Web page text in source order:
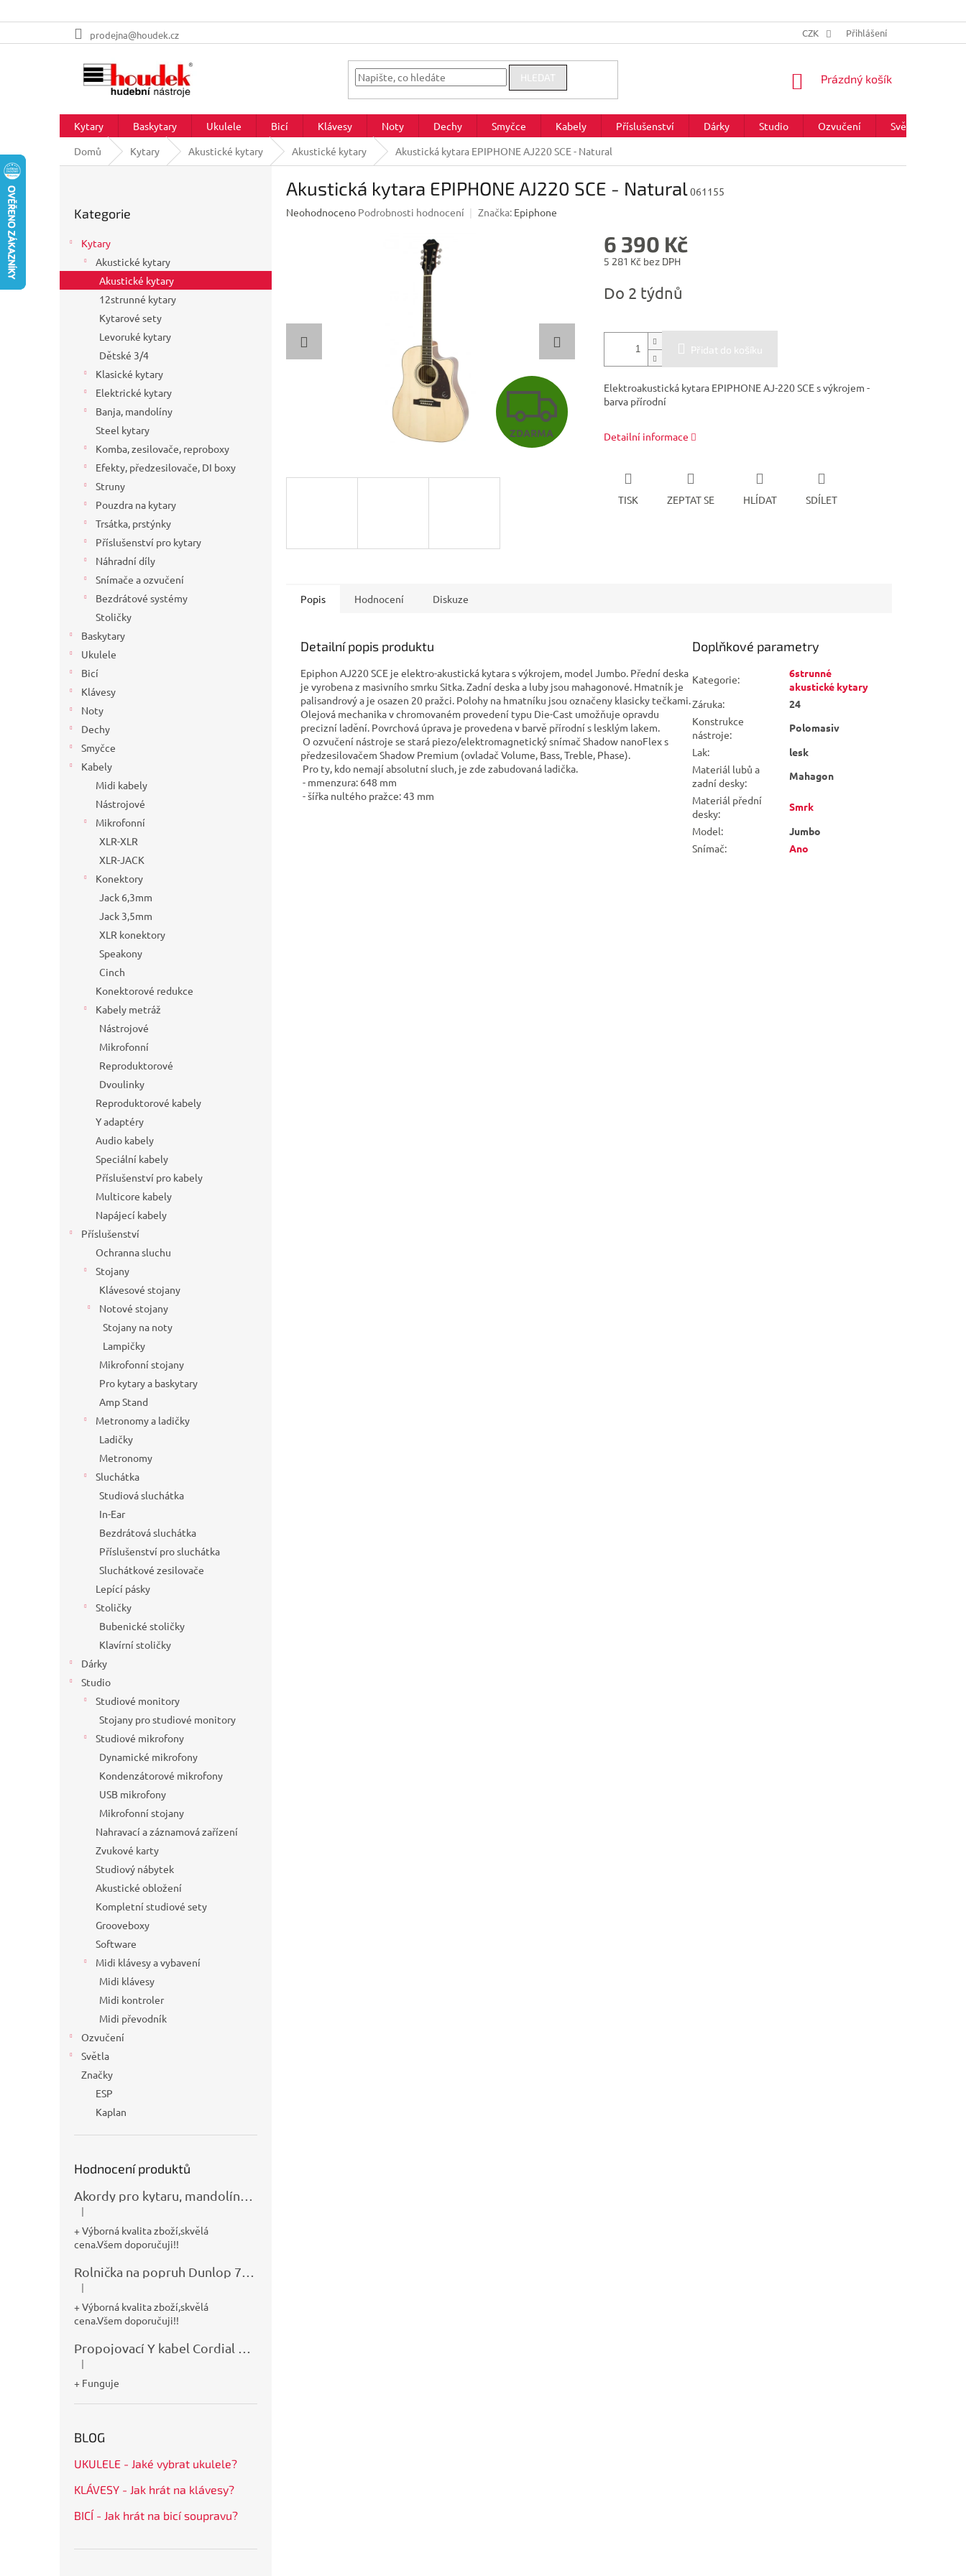
na
prodejna@houdek.cz CZK Přihlášení
HLEDAT
NÁKUPNÍ
Prázdný košík
Kytary Baskytary Ukulele Bicí Klávesy Noty Dechy Smyčce Kabely Příslušenství Dárky Studio Ozvučení Světla
Domů
Kytary Akustické kytary Akustické kytary Akustická kytara EPIPHONE AJ220 SCE - Natural
n
kategorie
Kategorie
Kytary
Akustické kytary
Akustické kytary
12strunné kytary
Kytarové sety
Levoruké kytary
Dětské 3/4
Klasické kytary
Elektrické kytary
Banja, mandolíny
Steel kytary
Komba, zesilovače, reproboxy
Efekty, předzesilovače, DI boxy
Struny
Pouzdra na kytary
Trsátka, prstýnky
Příslušenství pro kytary
Náhradní díly
Snímače a ozvučení
Bezdrátové systémy
Stoličky
Baskytary
Ukulele
Bicí
Klávesy
Noty
Dechy
Smyčce
Kabely
Midi kabely
Nástrojové
Mikrofonní
XLR-XLR
XLR-JACK
Konektory
Jack 6,3mm
Jack 3,5mm
XLR konektory
Speakony
Cinch
Konektorové redukce
Kabely metráž
Nástrojové
Mikrofonní
Reproduktorové
Dvoulinky
Reproduktorové kabely
Y adaptéry
Audio kabely
Speciální kabely
Příslušenství pro kabely
Multicore kabely
Napájecí kabely
Příslušenství
Ochranna sluchu
Stojany
Klávesové stojany
Notové stojany
Stojany na noty
Lampičky
Mikrofonní stojany
Pro kytary a baskytary
Amp Stand
Metronomy a ladičky
Ladičky
Metronomy
Sluchátka
Studiová sluchátka
In-Ear
Bezdrátová sluchátka
Příslušenství pro sluchátka
Sluchátkové zesilovače
Lepící pásky
Stoličky
Bubenické stoličky
Klavírní stoličky
Dárky
Studio
Studiové monitory
Stojany pro studiové monitory
Studiové mikrofony
Dynamické mikrofony
Kondenzátorové mikrofony
USB mikrofony
Mikrofonní stojany
Nahravací a záznamová zařízení
Zvukové karty
Studiový nábytek
Akustické obložení
Kompletní studiové sety
Grooveboxy
Software
Midi klávesy a vybavení
Midi klávesy
Midi kontroler
Midi převodník
Ozvučení
Světla
Značky
ESP
Kaplan
Hodnocení produktů
Hodnocení produktu je 5 z 5 hvězdiček.
|
+ Výborná kvalita zboží,skvělá
cena.Všem doporučuji!!
Hodnocení produktu je 5 z 5 hvězdiček.
|
+ Výborná kvalita zboží,skvělá
cena.Všem doporučuji!!
Hodnocení produktu je 5 z 5 hvězdiček.
|
+ Funguje
BLOG
UKULELE - Jaké vybrat ukulele?
KLÁVESY - Jak hrát na klávesy?
BICÍ - Jak hrát na bicí soupravu?
Akustická kytara EPIPHONE AJ220 SCE - Natural061155
Průměrné
Neohodnoceno Podrobnosti hodnocení Značka: Epiphone
Z
D
A
ZDARMA
6 390 Kč
5 281 Kč bez DPH
cena:
Do 2 týdnů
Přidat do košíku
Elektroakustická kytara EPIPHONE AJ-220 SCE s výkrojem -
barva přírodní
Detailní informace
TISK ZEPTAT SE HLÍDAT SDÍLET
Popis Hodnocení Diskuze
Detailní popis produktu
Epiphon AJ220 SCE je elektro-akustická kytara s výkrojem, model Jumbo. Přední deska
je vyrobena z masivního smrku Sitka. Zadní deska a luby jsou mahagonové. Hmatník je
palisandrový a je osazen 20 pražci. Polohy na hmatníku jsou označeny klasicky tečkami.
Olejová mechanika v chromovaném provedení typu Die-Cast umožňuje opravdu
precizní ladění. Povrchová úprava je provedena v barvě přírodní s lesklým lakem.
O ozvučení nástroje se stará piezo/elektromagnetický snímač Shadow nanoFlex s
předzesilovačem Shadow Premium (ovladač Volume, Bass, Treble, Phase).
Pro ty, kdo nemají absolutní sluch, je zde zabudovaná ladička.
- mmenzura: 648 mm
- šířka nultého pražce: 43 mm
Doplňkové parametry
Kategorie:
6strunné
akustické kytary
Záruka:
24
Konstrukce
nástroje:
Polomasiv
Lak:
lesk
Materiál lubů a
zadní desky:
Mahagon
Materiál přední
desky:
Smrk
Model:
Jumbo
Snímač: Ano